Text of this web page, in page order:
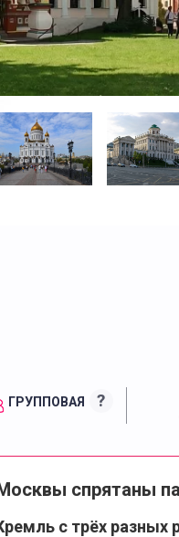
ГРУППОВАЯ ?
спрятаны
с трёх разных